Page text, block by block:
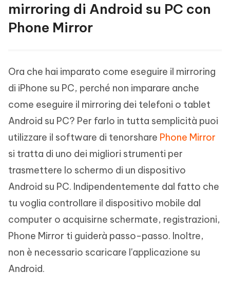
mirroring di Android su PC con
Phone Mirror
Ora che hai imparato come eseguire il mirroring
di iPhone su PC, perché non imparare anche
come eseguire il mirroring dei telefoni o tablet
Android su PC? Per farlo in tutta semplicità puoi
utilizzare il software di tenorshare Phone Mirror
si tratta di uno dei migliori strumenti per
trasmettere lo schermo di un dispositivo
Android su PC. Indipendentemente dal fatto che
tu voglia controllare il dispositivo mobile dal
computer o acquisirne schermate, registrazioni,
Phone Mirror ti guiderà passo-passo. Inoltre,
non è necessario scaricare l'applicazione su
Android.